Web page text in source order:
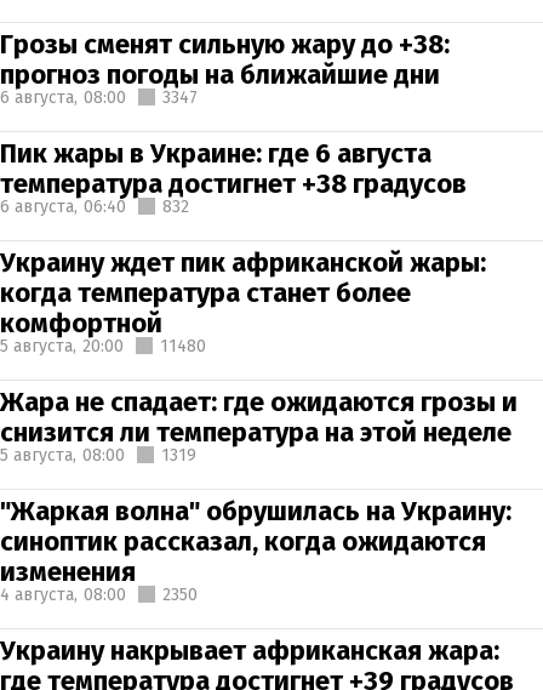
Грозы сменят сильную жару до +38:
прогноз погоды на ближайшие дни
6 августа, 08:00 3347
Пик жары в Украине: где 6 августа
температура достигнет +38 градусов
6 августа, 06:40 832
Украину ждет пик африканской жары:
когда температура станет более
комфортной
5 августа, 20:00 11480
Жара не спадает: где ожидаются грозы и
снизится ли температура на этой неделе
5 августа, 08:00 1319
"Жаркая волна" обрушилась на Украину:
синоптик рассказал, когда ожидаются
изменения
4 августа, 08:00 2350
Украину накрывает африканская жара:
где температура достигнет +39 градусов